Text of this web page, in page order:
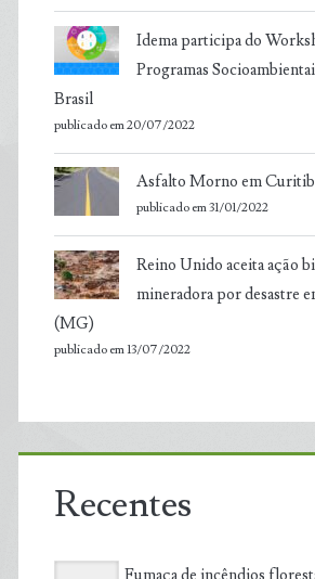
Idema participa do
Programas
Brasil
publicado em 20/07/2022
Asfalto Morno em
publicado em 31/01/2022
Reino Unido aceita ação
mineradora por desastre
(MG)
publicado em 13/07/2022
Recentes